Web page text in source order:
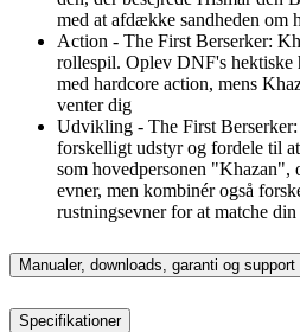
med at afdække sandheden om
Action - The First Berserker:
rollespil. Oplev DNF's hektiske
med hardcore action, mens
venter dig
Udvikling - The First
forskelligt udstyr og fordele til
som hovedpersonen "Khazan",
evner, men kombinér også
rustningsevner for at matche
Manualer, downloads, garanti og support
Specifikationer